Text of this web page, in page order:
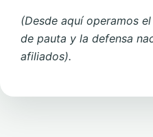
(Desde aquí operamos
de pauta y la defensa
afiliados).